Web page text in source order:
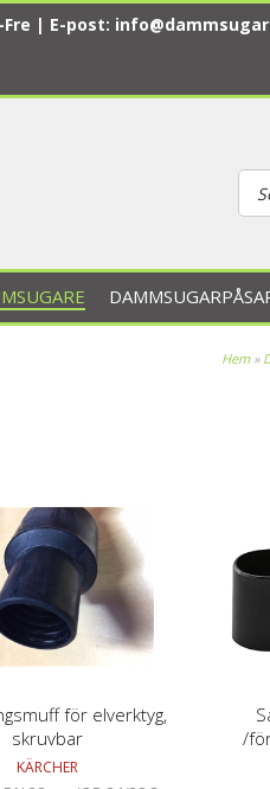
Fre | E-post:
Hem»
för elverktyg,
skruvbar
KÄRCHER
/